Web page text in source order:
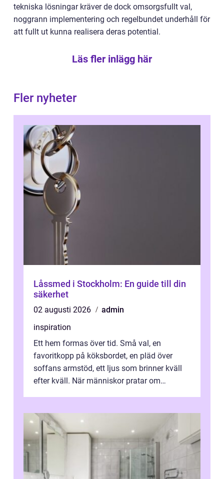
tekniska lösningar kräver de dock omsorgsfullt val,
noggrann implementering och regelbundet underhåll för
att fullt ut kunna realisera deras potential.
Läs fler inlägg här
Fler nyheter
Låssmed i Stockholm: En guide till din
säkerhet
02 augusti 2026
admin
inspiration
Ett hem formas över tid. Små val, en
favoritkopp på köksbordet, en pläd över
soffans armstöd, ett ljus som brinner kväll
efter kväll. När människor pratar om